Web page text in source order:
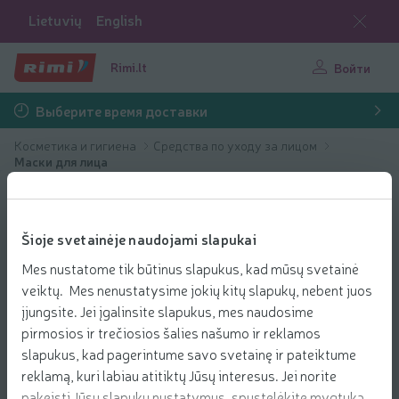
Šioje svetainėje naudojami slapukai
Mes nustatome tik būtinus slapukus, kad mūsų svetainė
veiktų. Mes nenustatysime jokių kitų slapukų, nebent juos
įjungsite. Jei įgalinsite slapukus, mes naudosime
pirmosios ir trečiosios šalies našumo ir reklamos
slapukus, kad pagerintume savo svetainę ir pateiktume
reklamą, kuri labiau atitiktų Jūsų interesus. Jei norite
Lietuvių English
Rimi.lt Войти
Выберите время доставки
Косметика и гигиена
Средства по уходу за лицом
Маски для лица